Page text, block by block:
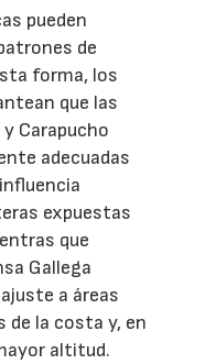
pueden
de
forma, los
que las
Carapucho
adecuadas
expuestas
que
Gallega
a áreas
de la costa y, en
altitud.